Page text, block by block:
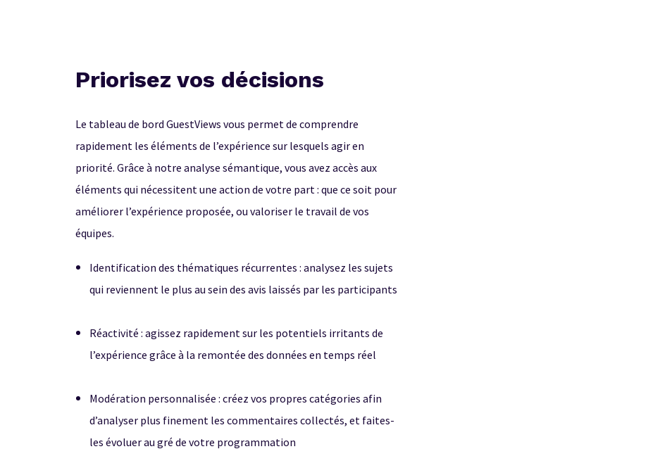
Priorisez vos décisions
​​Le tableau de bord GuestViews vous permet de comprendre
rapidement les éléments de l’expérience sur lesquels agir en
priorité. Grâce à notre analyse sémantique, vous avez accès aux
éléments qui nécessitent une action de votre part : que ce soit pour
améliorer l’expérience proposée, ou valoriser le travail de vos
équipes.
Identification des thématiques récurrentes : analysez les sujets
qui reviennent le plus au sein des avis laissés par les participants
Réactivité : agissez rapidement sur les potentiels irritants de
l’expérience grâce à la remontée des données en temps réel
Modération personnalisée : créez vos propres catégories afin
d’analyser plus finement les commentaires collectés, et faites-
les évoluer au gré de votre programmation